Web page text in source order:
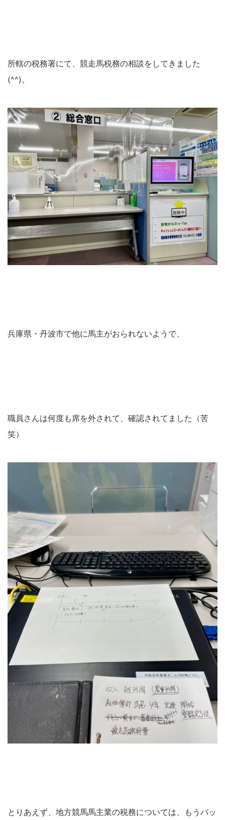
所轄の税務署にて、競走馬税務の相談をしてきました
(^^)。
兵庫県・丹波市で他に馬主がおられないようで、
職員さんは何度も席を外されて、確認されてました（苦
笑）
とりあえず、地方競馬馬主業の税務については、もうバッ